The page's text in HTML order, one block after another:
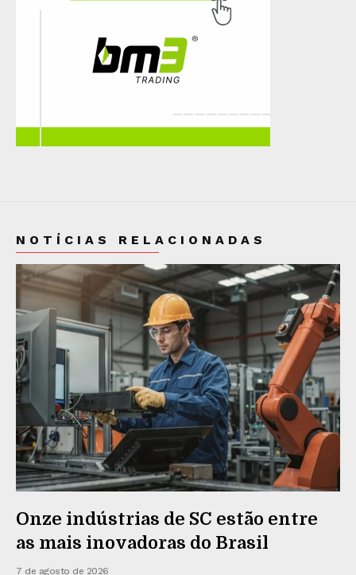
NOTÍCIAS RELACIONADAS
Onze indústrias de SC estão entre
as mais inovadoras do Brasil
7 de agosto de 2026